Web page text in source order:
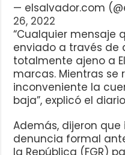
— elsalvador.com
26, 2022
“Cualquier mensaje
enviado a través de
totalmente ajeno a
marcas. Mientras se
inconveniente la
baja”, explicó el
Además, dijeron
denuncia formal